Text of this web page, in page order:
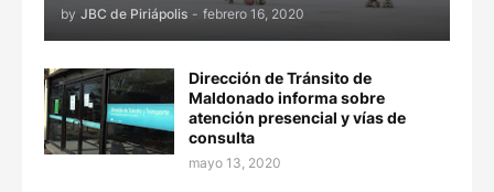
by JBC de Piriápolis - febrero 16, 2020
Dirección de Tránsito de
Maldonado informa sobre
atención presencial y vías de
consulta
mayo 13, 2020